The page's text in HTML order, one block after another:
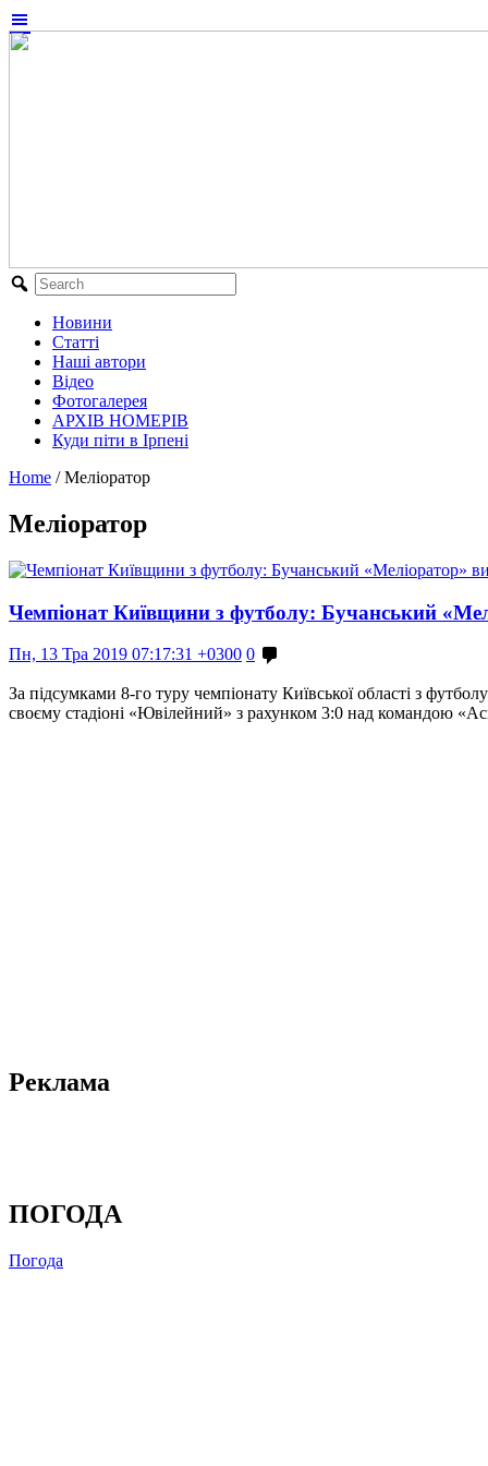
Новини
Статті
Наші автори
Відео
Фотогалерея
АРХІВ НОМЕРІВ
Куди піти в Ірпені
Home / Меліоратор
Меліоратор
Чемпіонат Київщини з футболу: Бучанський
Пн, 13 Тра 2019 07:17:31 +0300 0
За підсумками 8-го туру чемпіонату Київської області з
своєму стадіоні «Ювілейний» з рахунком 3:0 над командою
Реклама
ПОГОДА
Погода